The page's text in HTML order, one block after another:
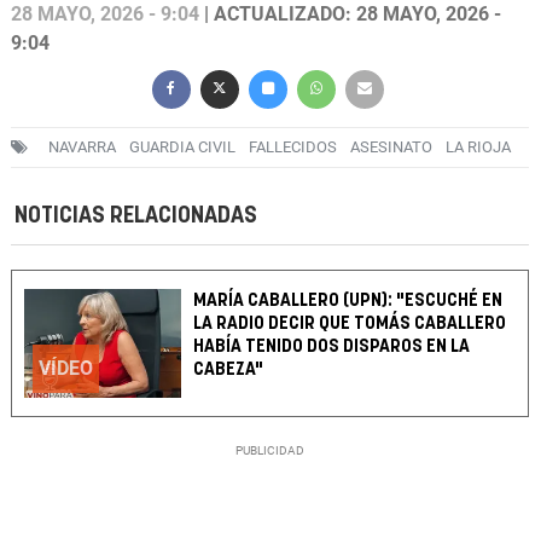
28 MAYO, 2026 - 9:04 | ACTUALIZADO: 28 MAYO, 2026 -
9:04
NAVARRA GUARDIA CIVIL FALLECIDOS ASESINATO LA RIOJA
NOTICIAS RELACIONADAS
VÍDEO
MARÍA CABALLERO (UPN): "ESCUCHÉ EN
LA RADIO DECIR QUE TOMÁS CABALLERO
HABÍA TENIDO DOS DISPAROS EN LA
CABEZA"